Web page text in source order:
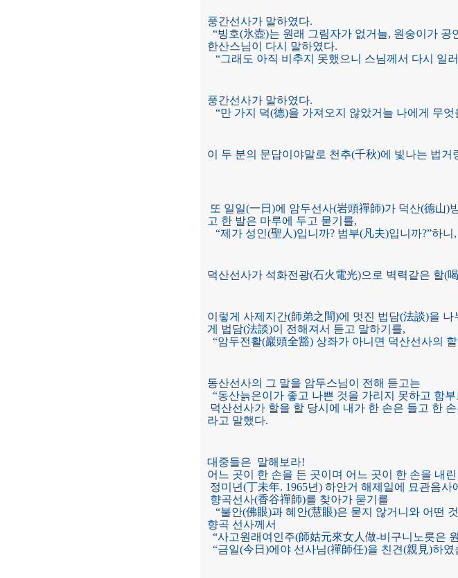
풍간선사가 말하였다.
“빙호(氷壺)는 원래 그림자가 없거늘, 원숭이가
한산스님이 다시 말하였다.
“그래도 아직 비추지 못했으니 스님께서 다시 일
풍간선사가 말하였다.
“만 가지 덕(德)을 가져오지 않았거늘 나에게 무엇
이 두 분의 문답이야말로 천추(千秋)에 빛나는 법거
또 일일(一日)에 암두선사(岩頭禪師)가 덕산(德山
고 한 발은 마루에 두고 묻기를,
“제가 성인(聖人)입니까? 범부(凡夫)입니까?”하니,
덕산선사가 석화전광(石火電光)으로 벽력같은 할(
이렇게 사제지간(師弟之間)에 멋진 법담(法談)을
게 법담(法談)이 전해져서 듣고 말하기를,
“암두전활(巖頭全豁) 상좌가 아니면 덕산선사의
동산선사의 그 말을 암두스님이 전해 듣고는
“동산늙은이가 좋고 나쁜 것을 가리지 못하고 함
덕산선사가 할을 할 당시에 내가 한 손은 들고 한
라고 말했다.
대중들은 말해보라!
어느 곳이 한 손을 든 곳이며 어느 곳이 한 손을 내
정미년(丁未年. 1965년) 하안거 해제일에 묘관음사
향곡선사(香谷禪師)를 찾아가 묻기를
“불안(佛眼)과 혜안(慧眼)은 묻지 않거니와 어떤
향곡 선사께서
“사고원래여인주(師姑元來女人做-비구니노릇은
“금일(今日)에야 선사님(禪師任)을 친견(親見)하였